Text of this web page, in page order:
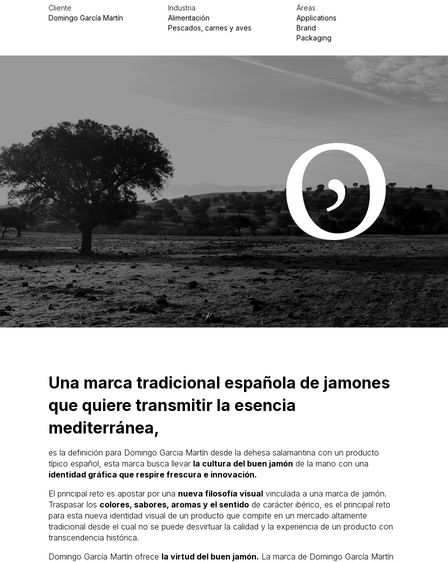
Cliente
Domingo García Martín
Industria
Alimentación
Pescados, carnes y aves
Áreas
Applications
Brand
Packaging
Una marca tradicional española de jamones
que quiere transmitir la esencia
mediterránea,
es la definición para Domingo Garcia Martín desde la dehesa salamantina con un producto
típico español, esta marca busca llevar la cultura del buen jamón de la mano con una
identidad gráfica que respire frescura e innovación.
El principal reto es apostar por una nueva filosofía visual vinculada a una marca de jamón.
Traspasar los colores, sabores, aromas y el sentido de carácter ibérico, es el principal reto
para esta nueva identidad visual de un producto que compite en un mercado altamente
tradicional desde el cual no se puede desvirtuar la calidad y la experiencia de un producto con
transcendencia histórica.
Domingo García Martín ofrece la virtud del buen jamón. La marca de Domingo García Martín